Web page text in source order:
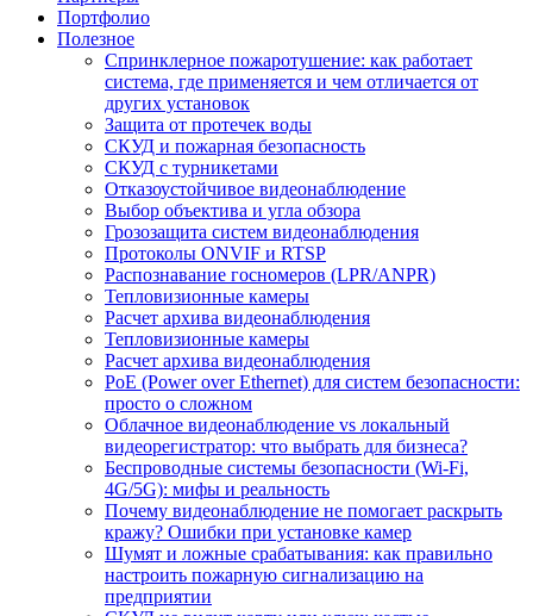
Портфолио
Полезное
Спринклерное пожаротушение: как работает
система, где применяется и чем отличается от
других установок
Защита от протечек воды
СКУД и пожарная безопасность
СКУД с турникетами
Отказоустойчивое видеонаблюдение
Выбор объектива и угла обзора
Грозозащита систем видеонаблюдения
Протоколы ONVIF и RTSP
Распознавание госномеров (LPR/ANPR)
Тепловизионные камеры
Расчет архива видеонаблюдения
Тепловизионные камеры
Расчет архива видеонаблюдения
PoE (Power over Ethernet) для систем безопасности:
просто о сложном
Облачное видеонаблюдение vs локальный
видеорегистратор: что выбрать для бизнеса?
Беспроводные системы безопасности (Wi-Fi,
4G/5G): мифы и реальность
Почему видеонаблюдение не помогает раскрыть
кражу? Ошибки при установке камер
Шумят и ложные срабатывания: как правильно
настроить пожарную сигнализацию на
предприятии